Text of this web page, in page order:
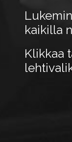
kaikilla
Klikkaa